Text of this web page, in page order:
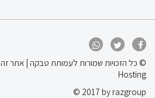
© כל הזכויות שמורות לעמותת טבקה | אתר זה
Hosting
© 2017 by razgroup